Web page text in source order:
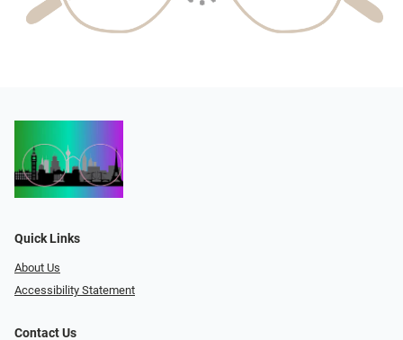
Quick Links
About Us
Accessibility Statement
Contact Us